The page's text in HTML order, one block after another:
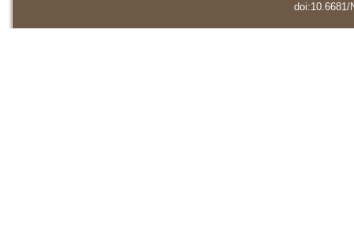
doi:10.6681/